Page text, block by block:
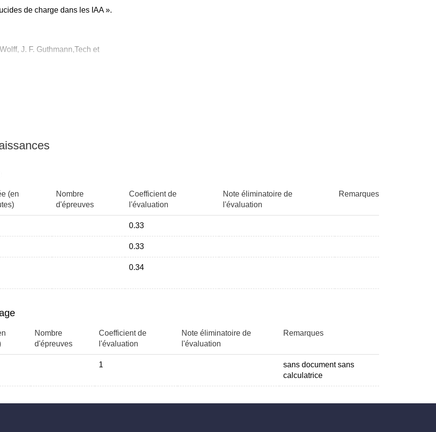
aliments.
osidiques.
polysaccharides.
biotechnologiques.
Clémentine Bosch-Bouju
de charge dans les IAA ».
J. F. Guthmann,Tech et
PUG. 1996
(en
Nombre
d'épreuves
Coefficient de
l'évaluation
Note éliminatoire de
l'évaluation
Remarques
0.33
0.33
0.34
Nombre
d'épreuves
Coefficient de
l'évaluation
Note éliminatoire de
l'évaluation
Remarques
1
sans document sans
calculatrice